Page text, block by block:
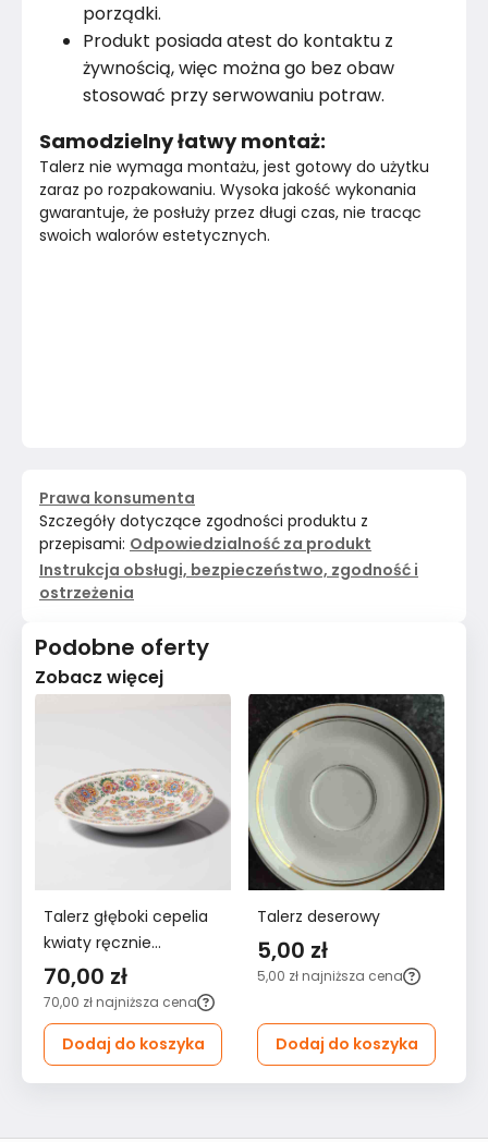
porządki.
Produkt posiada atest do kontaktu z
żywnością, więc można go bez obaw
stosować przy serwowaniu potraw.
Samodzielny łatwy montaż:
Talerz nie wymaga montażu, jest gotowy do użytku
zaraz po rozpakowaniu. Wysoka jakość wykonania
gwarantuje, że posłuży przez długi czas, nie tracąc
swoich walorów estetycznych.
Prawa konsumenta
Szczegóły dotyczące zgodności produktu z
przepisami: Odpowiedzialność za produkt
Instrukcja obsługi, bezpieczeństwo, zgodność i
ostrzeżenia
Podobne oferty
Zobacz więcej
Talerz głęboki cepelia
kwiaty ręcznie
malowane
70,00 zł
70,00 zł najniższa cena
Dodaj do koszyka
Talerz deserowy
5,00 zł
5,00 zł najniższa cena
Dodaj do koszyka